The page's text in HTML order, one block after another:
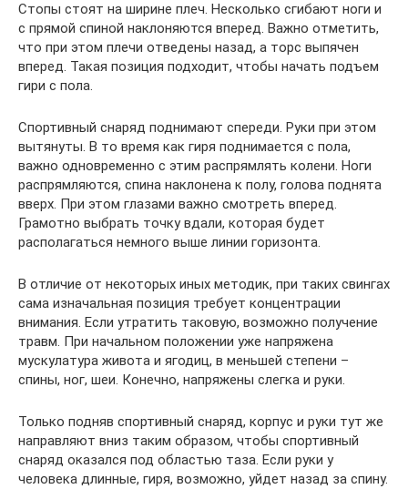
Стопы стоят на ширине плеч. Несколько сгибают ноги и
с прямой спиной наклоняются вперед. Важно отметить,
что при этом плечи отведены назад, а торс выпячен
вперед. Такая позиция подходит, чтобы начать подъем
гири с пола.
Спортивный снаряд поднимают спереди. Руки при этом
вытянуты. В то время как гиря поднимается с пола,
важно одновременно с этим распрямлять колени. Ноги
распрямляются, спина наклонена к полу, голова поднята
вверх. При этом глазами важно смотреть вперед.
Грамотно выбрать точку вдали, которая будет
располагаться немного выше линии горизонта.
В отличие от некоторых иных методик, при таких свингах
сама изначальная позиция требует концентрации
внимания. Если утратить таковую, возможно получение
травм. При начальном положении уже напряжена
мускулатура живота и ягодиц, в меньшей степени –
спины, ног, шеи. Конечно, напряжены слегка и руки.
Только подняв спортивный снаряд, корпус и руки тут же
направляют вниз таким образом, чтобы спортивный
снаряд оказался под областью таза. Если руки у
человека длинные, гиря, возможно, уйдет назад за спину.